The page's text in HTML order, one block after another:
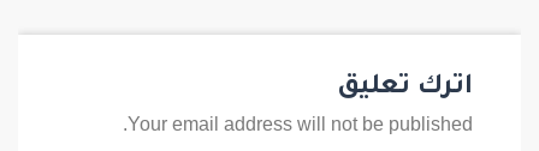
اترك تعليق
Your email address will not be published.